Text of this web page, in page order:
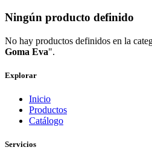
Ningún producto definido
No hay productos definidos en la
Goma Eva".
Explorar
Inicio
Productos
Catálogo
Servicios